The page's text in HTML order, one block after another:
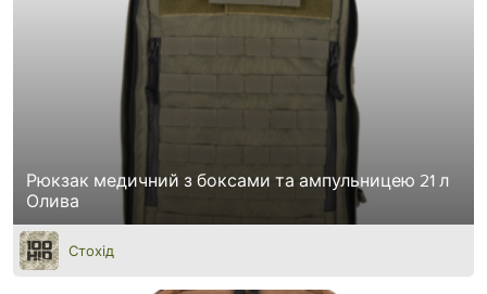
Рюкзак медичний з боксами та ампульницею 21 л
Олива
Стохід